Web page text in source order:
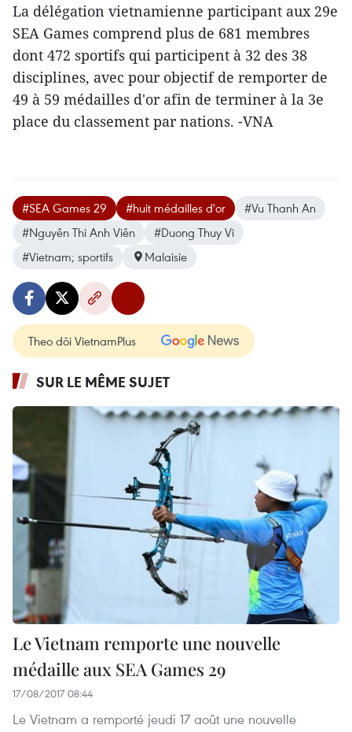
La délégation vietnamienne participant aux 29e
SEA Games comprend plus de 681 membres
dont 472 sportifs qui participent à 32 des 38
disciplines, avec pour objectif de remporter de
49 à 59 médailles d'or afin de terminer à la 3e
place du classement par nations. -VNA
#SEA Games 29 #huit médailles d'or
#Vu Thanh An
#Nguyên Thi Anh Viên
#Duong Thuy Vi
#Vietnam; sportifs
Malaisie
Theo dõi VietnamPlus
SUR LE MÊME SUJET
Le Vietnam remporte une nouvelle
médaille aux SEA Games 29
17/08/2017 08:44
Le Vietnam a remporté jeudi 17 août une nouvelle